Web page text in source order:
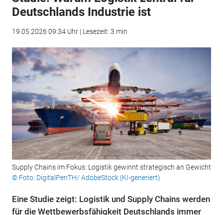
Deutschlands Industrie ist
19.05.2026 09:34 Uhr | Lesezeit: 3 min
Supply Chains im Fokus: Logistik gewinnt strategisch an Gewicht
© Foto: DigitalPenTH/ AdobeStock (KI-generiert)
Eine Studie zeigt: Logistik und Supply Chains werden
für die Wettbewerbsfähigkeit Deutschlands immer